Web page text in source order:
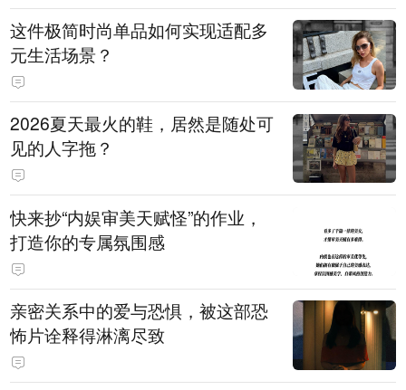
这件极简时尚单品如何实现适配多
元生活场景？
2026夏天最火的鞋，居然是随处可
见的人字拖？
快来抄“内娱审美天赋怪”的作业，
打造你的专属氛围感
亲密关系中的爱与恐惧，被这部恐
怖片诠释得淋漓尽致